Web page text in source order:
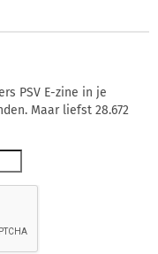
PSV E-zine in je
Maar liefst 28.672